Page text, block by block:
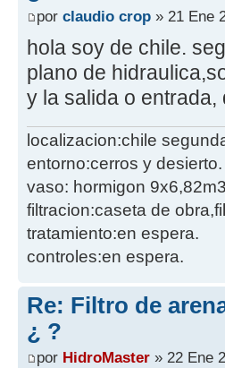
por claudio crop » 21 Ene
hola soy de chile.
plano de
y la salida o
localizacion:chile
entorno:cerros y desierto.
vaso: hormigon
filtracion:caseta de
tratamiento:en espera.
controles:en espera.
Re: Filtro de
¿ ?
por HidroMaster » 22 Ene